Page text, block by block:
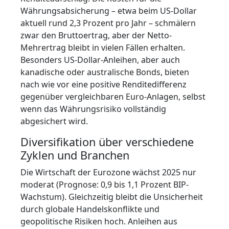
Währungsabsicherung – etwa beim US-Dollar
aktuell rund 2,3 Prozent pro Jahr – schmälern
zwar den Bruttoertrag, aber der Netto-
Mehrertrag bleibt in vielen Fällen erhalten.
Besonders US-Dollar-Anleihen, aber auch
kanadische oder australische Bonds, bieten
nach wie vor eine positive Renditedifferenz
gegenüber vergleichbaren Euro-Anlagen, selbst
wenn das Währungsrisiko vollständig
abgesichert wird.
Diversifikation über verschiedene
Zyklen und Branchen
Die Wirtschaft der Eurozone wächst 2025 nur
moderat (Prognose: 0,9 bis 1,1 Prozent BIP-
Wachstum). Gleichzeitig bleibt die Unsicherheit
durch globale Handelskonflikte und
geopolitische Risiken hoch. Anleihen aus